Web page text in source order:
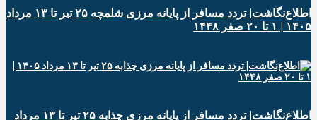
اطلاع‌نگاشت| تردد مسافر از پایانه‌ مرزی شلمچه ۲۵ تیر تا ۱۳ مرداد
۱۴۰۵ | ۱ تا ۲۰ صفر ۱۴۴۸
اطلاع‌نگاشت| تردد مسافر از پایانه‌ مرزی چذابه ۲۵ تیر تا ۱۳ مرداد